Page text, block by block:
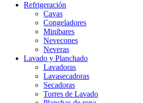
Refrigeración
Cavas
Congeladores
Minibares
Nevecones
Neveras
Lavado y Planchado
Lavadoras
Lavasecadoras
Secadoras
Torres de Lavado